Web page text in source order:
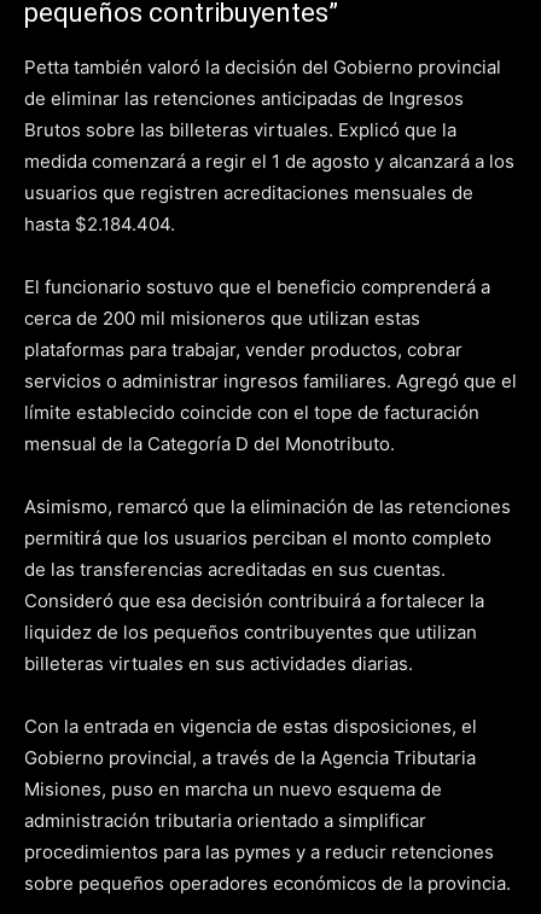
pequeños contribuyentes”
Petta también valoró la decisión del Gobierno provincial
de eliminar las retenciones anticipadas de Ingresos
Brutos sobre las billeteras virtuales. Explicó que la
medida comenzará a regir el 1 de agosto y alcanzará a los
usuarios que registren acreditaciones mensuales de
hasta $2.184.404.
El funcionario sostuvo que el beneficio comprenderá a
cerca de 200 mil misioneros que utilizan estas
plataformas para trabajar, vender productos, cobrar
servicios o administrar ingresos familiares. Agregó que el
límite establecido coincide con el tope de facturación
mensual de la Categoría D del Monotributo.
Asimismo, remarcó que la eliminación de las retenciones
permitirá que los usuarios perciban el monto completo
de las transferencias acreditadas en sus cuentas.
Consideró que esa decisión contribuirá a fortalecer la
liquidez de los pequeños contribuyentes que utilizan
billeteras virtuales en sus actividades diarias.
Con la entrada en vigencia de estas disposiciones, el
Gobierno provincial, a través de la Agencia Tributaria
Misiones, puso en marcha un nuevo esquema de
administración tributaria orientado a simplificar
procedimientos para las pymes y a reducir retenciones
sobre pequeños operadores económicos de la provincia.